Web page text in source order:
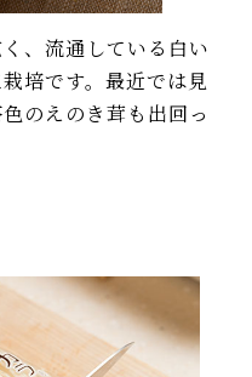
、流通している白い
培です。最近では見
のえのき茸も出回っ